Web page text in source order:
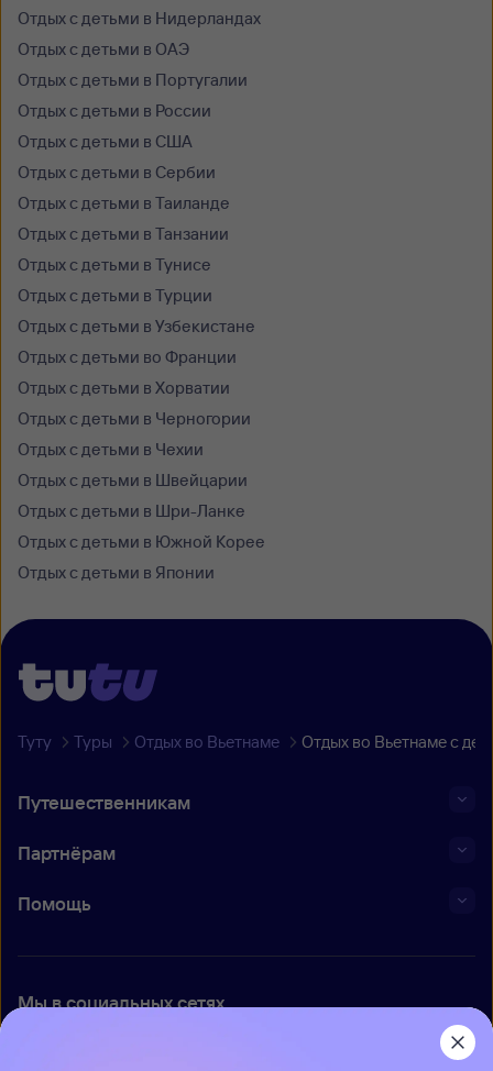
Отдых с детьми в Нидерландах
Отдых с детьми в ОАЭ
Отдых с детьми в Португалии
Отдых с детьми в России
Отдых с детьми в США
Отдых с детьми в Сербии
Отдых с детьми в Таиланде
Отдых с детьми в Танзании
Отдых с детьми в Тунисе
Отдых с детьми в Турции
Отдых с детьми в Узбекистане
Отдых с детьми во Франции
Отдых с детьми в Хорватии
Отдых с детьми в Черногории
Отдых с детьми в Чехии
Отдых с детьми в Швейцарии
Отдых с детьми в Шри-Ланке
Отдых с детьми в Южной Корее
Отдых с детьми в Японии
Туту Туры Отдых во Вьетнаме Отдых во Вьетнаме с
Путешественникам
Партнёрам
Помощь
Мы в социальных сетях